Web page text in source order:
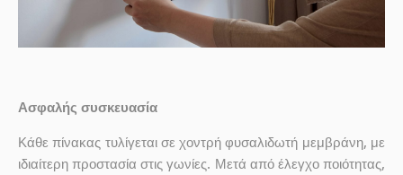
Ασφαλής συσκευασία
Κάθε πίνακας τυλίγεται σε χοντρή φυσαλιδωτή μεμβράνη, με
ιδιαίτερη προστασία στις γωνίες. Μετά από έλεγχο ποιότητας,